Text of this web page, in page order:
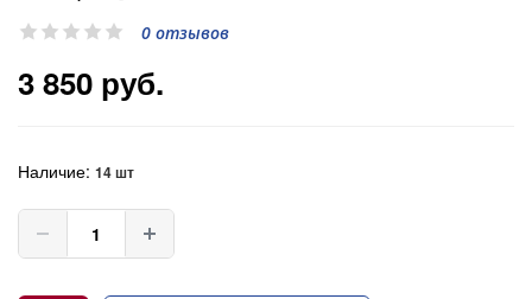
0 отзывов
3 850 руб.
Наличие: 14 шт